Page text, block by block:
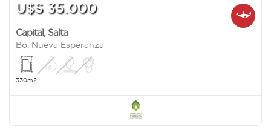
U$S 35.000
Capital, Salta
Bo. Nueva Esperanza
330m2